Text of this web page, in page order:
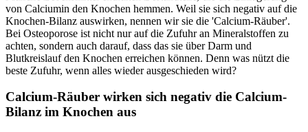
von Calciumin den Knochen hemmen. Weil sie sich negativ auf die
Knochen-Bilanz auswirken, nennen wir sie die 'Calcium-Räuber'.
Bei Osteoporose ist nicht nur auf die Zufuhr an Mineralstoffen zu
achten, sondern auch darauf, dass das sie über Darm und
Blutkreislauf den Knochen erreichen können. Denn was nützt die
beste Zufuhr, wenn alles wieder ausgeschieden wird?
Calcium-Räuber wirken sich negativ die Calcium-
Bilanz im Knochen aus